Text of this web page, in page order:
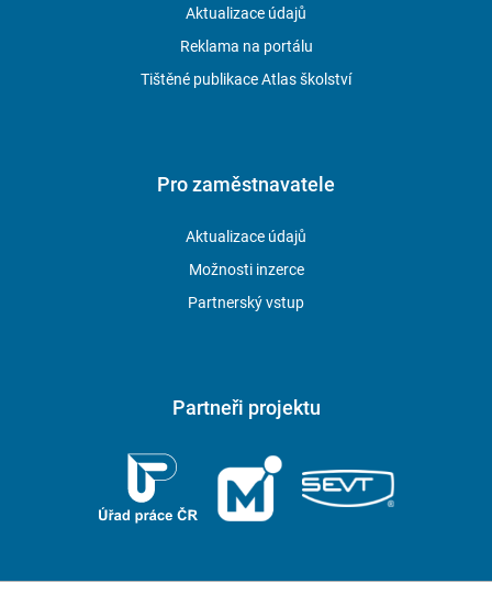
Aktualizace údajů
Reklama na portálu
Tištěné publikace Atlas školství
Pro zaměstnavatele
Aktualizace údajů
Možnosti inzerce
Partnerský vstup
Partneři projektu